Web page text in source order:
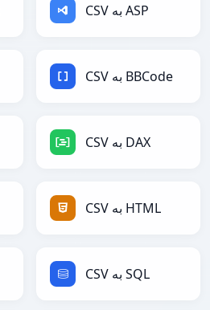
CSV به ASP
CSV به BBCode
CSV به DAX
CSV به HTML
CSV به SQL